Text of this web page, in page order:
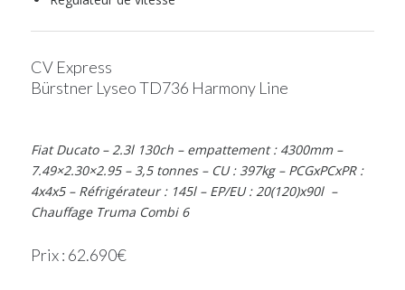
CV Express
Bürstner Lyseo TD736 Harmony Line
Fiat Ducato – 2.3l 130ch – empattement : 4300mm –
7.49×2.30×2.95 – 3,5 tonnes – CU : 397kg – PCGxPCxPR :
4x4x5 – Réfrigérateur : 145l – EP/EU : 20(120)x90l –
Chauffage Truma Combi 6
Prix : 62.690€